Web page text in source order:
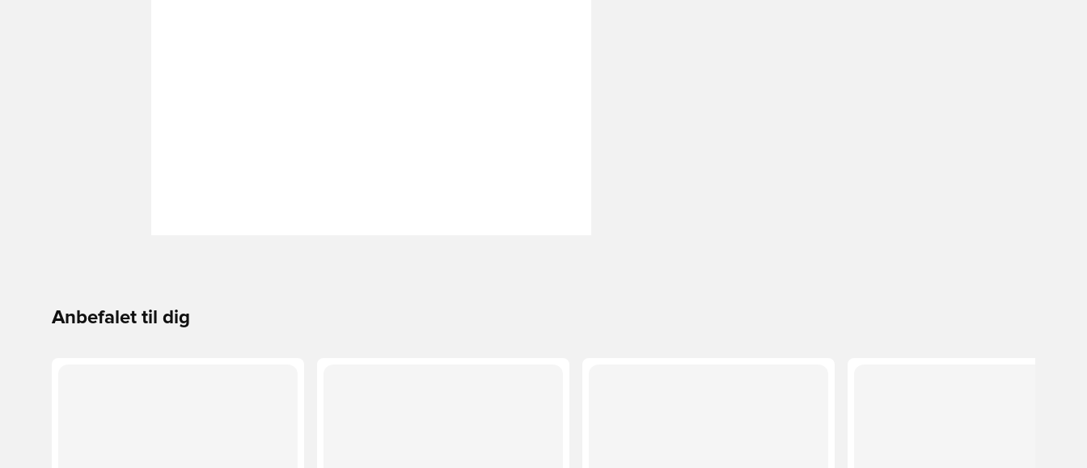
Anbefalet til dig